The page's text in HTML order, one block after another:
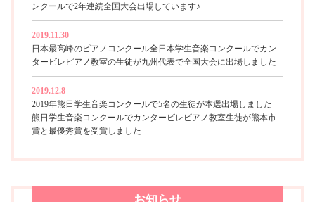
ンクールで2年連続全国大会出場しています♪
2019.11.30
日本最高峰のピアノコンクール全日本学生音楽コンクールでカン
タービレピアノ教室の生徒が九州代表で全国大会に出場しました
2019.12.8
2019年熊日学生音楽コンクールで5名の生徒が本選出場しました
熊日学生音楽コンクールでカンタービレピアノ教室生徒が熊本市
賞と最優秀賞を受賞しました
お知らせ